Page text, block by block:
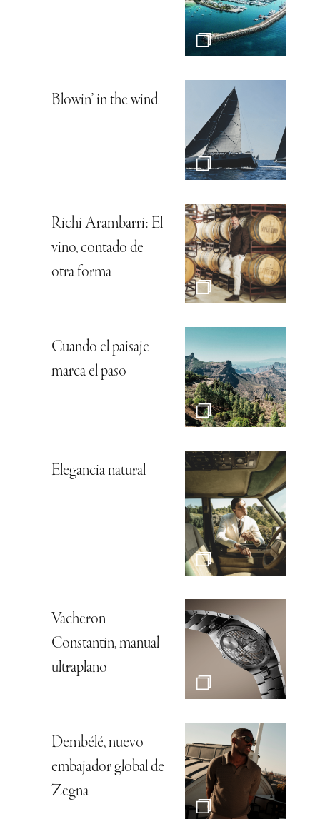
Blowin’ in the wind
Richi Arambarri: El
vino, contado de
otra forma
Cuando el paisaje
marca el paso
Elegancia natural
Vacheron
Constantin, manual
ultraplano
Dembélé, nuevo
embajador global de
Zegna